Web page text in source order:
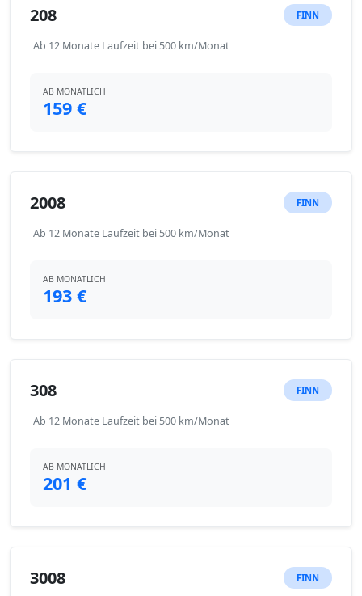
208 FINN
Ab 12 Monate Laufzeit bei 500 km/Monat
AB MONATLICH
159 €
2008 FINN
Ab 12 Monate Laufzeit bei 500 km/Monat
AB MONATLICH
193 €
308 FINN
Ab 12 Monate Laufzeit bei 500 km/Monat
AB MONATLICH
201 €
3008 FINN